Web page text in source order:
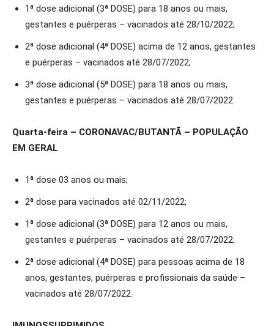
1ª dose adicional (3ª DOSE) para 18 anos ou mais,
gestantes e puérperas – vacinados até 28/10/2022;
2ª dose adicional (4ª DOSE) acima de 12 anos, gestantes
e puérperas – vacinados até 28/07/2022;
3ª dose adicional (5ª DOSE) para 18 anos ou mais,
gestantes e puérperas – vacinados até 28/07/2022.
Quarta-feira – CORONAVAC/BUTANTÃ – POPULAÇÃO
EM GERAL
1ª dose 03 anos ou mais;
2ª dose para vacinados até 02/11/2022;
1ª dose adicional (3ª DOSE) para 12 anos ou mais,
gestantes e puérperas – vacinados até 28/07/2022;
2ª dose adicional (4ª DOSE) para pessoas acima de 18
anos, gestantes, puérperas e profissionais da saúde –
vacinados até 28/07/2022.